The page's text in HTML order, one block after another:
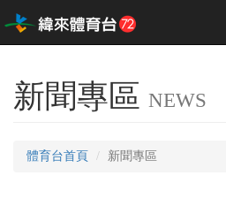
新聞專區 NEWS
體育台首頁 新聞專區